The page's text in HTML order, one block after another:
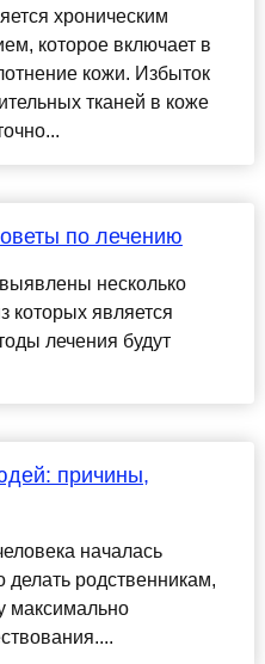
хроническим
которое включает в
кожи. Избыток
тканей в коже
по лечению
несколько
которых является
лечения будут
причины,
началась
делать родственникам,
максимально